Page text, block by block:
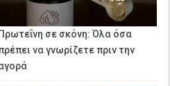
Πρωτεΐνη σε σκόνη: Όλα όσα
να γνωρίζετε πριν την